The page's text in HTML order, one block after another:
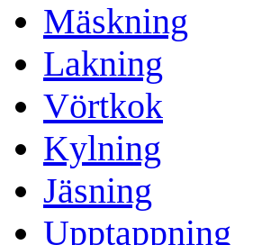
Mäskning
Lakning
Vörtkok
Kylning
Jäsning
Upptappning